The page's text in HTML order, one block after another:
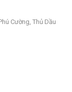
Cường, Thủ Dầu